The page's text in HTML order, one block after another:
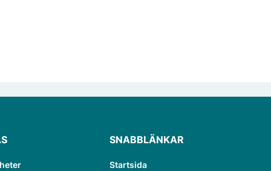
SNABBLÄNKAR
Startsida